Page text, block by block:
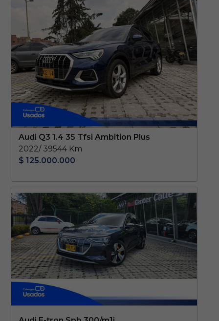
Audi Q3 1.4 35 Tfsi Ambition Plus
2022/ 39544 Km
$ 125.000.000